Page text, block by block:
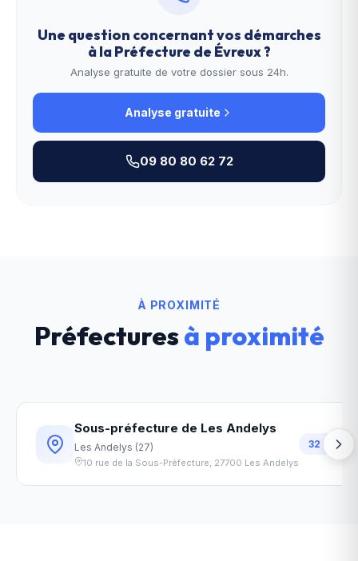
Une question concernant vos démarches
à laPréfecture de Évreux?
Analyse gratuite de votre dossier sous 24h.
Analyse gratuite
09 80 80 62 72
À PROXIMITÉ
Préfecturesà proximité
Sous-préfecture de Les Andelys
Les Andelys (27)
10 rue de la Sous-Préfecture, 27700 Les Andelys
32 km